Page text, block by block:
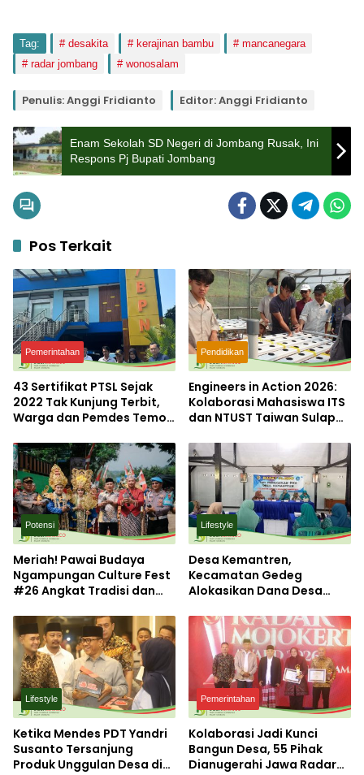
Tag: desakita kerajinan bambu
mancanegara
radar jombang
wonosalam
Penulis: Anggi Fridianto Editor: Anggi Fridianto
Enam Sekolah SD Negeri di Jombang Rusak, Ini
Respons Pj Bupati Jombang
Pos Terkait
Pemerintahan
43 Sertifikat PTSL Sejak
2022 Tak Kunjung Terbit,
Warga dan Pemdes Temon
Mojokerto
Pendidikan
Engineers in Action 2026:
Kolaborasi Mahasiswa ITS
dan NTUST Taiwan Sulap
Laboratorium Inovasi
Berkelanjutan
Potensi
Meriah! Pawai Budaya
Ngampungan Culture Fest
#26 Angkat Tradisi dan
Lifestyle
Desa Kemantren,
Kecamatan Gedeg
Alokasikan Dana Desa
Stunting
Lifestyle
Ketika Mendes PDT Yandri
Susanto Tersanjung
Produk Unggulan Desa di
Pemerintahan
Kolaborasi Jadi Kunci
Bangun Desa, 55 Pihak
Dianugerahi Jawa Radar